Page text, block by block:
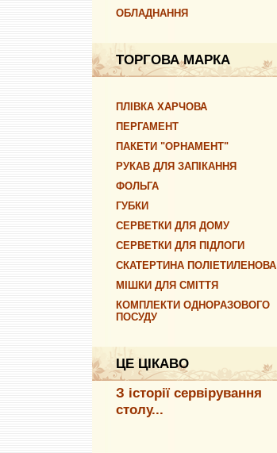
ОБЛАДНАННЯ
ТОРГОВА МАРКА
ПЛІВКА ХАРЧОВА
ПЕРГАМЕНТ
ПАКЕТИ "ОРНАМЕНТ"
РУКАВ ДЛЯ ЗАПІКАННЯ
ФОЛЬГА
ГУБКИ
СЕРВЕТКИ ДЛЯ ДОМУ
СЕРВЕТКИ ДЛЯ ПІДЛОГИ
СКАТЕРТИНА ПОЛІЕТИЛЕНОВА
МІШКИ ДЛЯ СМІТТЯ
КОМПЛЕКТИ ОДНОРАЗОВОГО
ПОСУДУ
ЦЕ ЦІКАВО
З історії сервірування
столу...